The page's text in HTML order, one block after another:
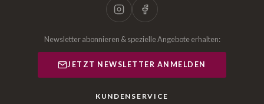
Newsletter abonnieren & spezielle Angebote erhalten:
JETZT NEWSLETTER ANMELDEN
KUNDENSERVICE